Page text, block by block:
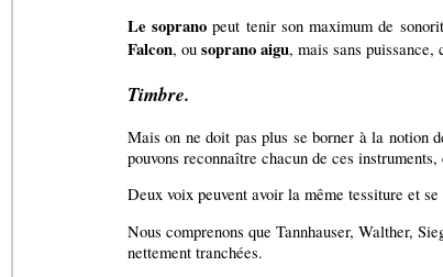
Le soprano peut tenir son maximum de
Falcon, ou soprano aigu, mais sans puissance,
Timbre.
Mais on ne doit pas plus se borner à la notion
pouvons reconnaître chacun de ces
Deux voix peuvent avoir la même tessiture et
Nous comprenons que Tannhauser, Walther,
nettement tranchées.